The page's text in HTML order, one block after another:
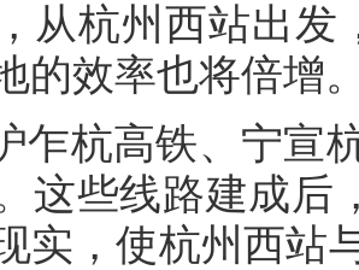
从杭州西站出
的效率也将倍增
乍杭高铁、宁宣
这些线路建成后
实，使杭州西站